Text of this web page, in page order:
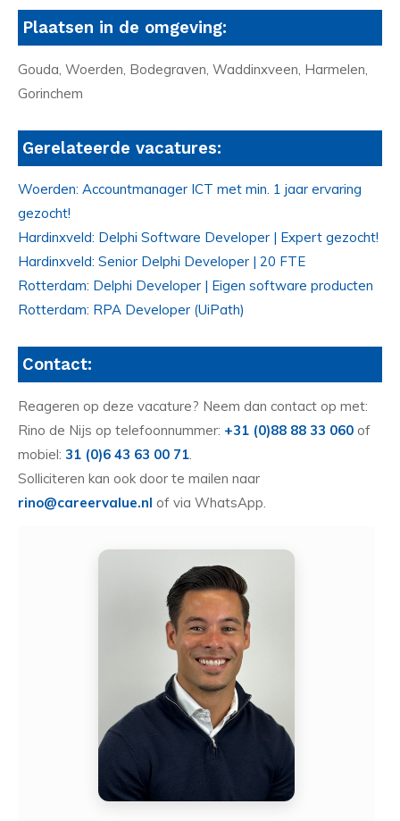
Plaatsen in de omgeving:
Gouda, Woerden, Bodegraven, Waddinxveen, Harmelen,
Gorinchem
Gerelateerde vacatures:
Woerden: Accountmanager ICT met min. 1 jaar ervaring
gezocht!
Hardinxveld: Delphi Software Developer | Expert gezocht!
Hardinxveld: Senior Delphi Developer | 20 FTE
Rotterdam: Delphi Developer | Eigen software producten
Rotterdam: RPA Developer (UiPath)
Contact:
Reageren op deze vacature? Neem dan contact op met:
Rino de Nijs op telefoonnummer: +31 (0)88 88 33 060 of
mobiel: 31 (0)6 43 63 00 71.
Solliciteren kan ook door te mailen naar
rino@careervalue.nl of via WhatsApp.